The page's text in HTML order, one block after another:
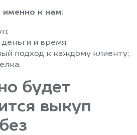
к нам:
и время;
подход к каждому клиенту;
будет
выкуп